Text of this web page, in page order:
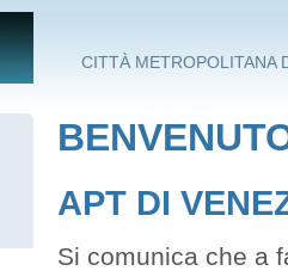
CITTÀ METROPOLITANA
APT DI
Si comunica che a